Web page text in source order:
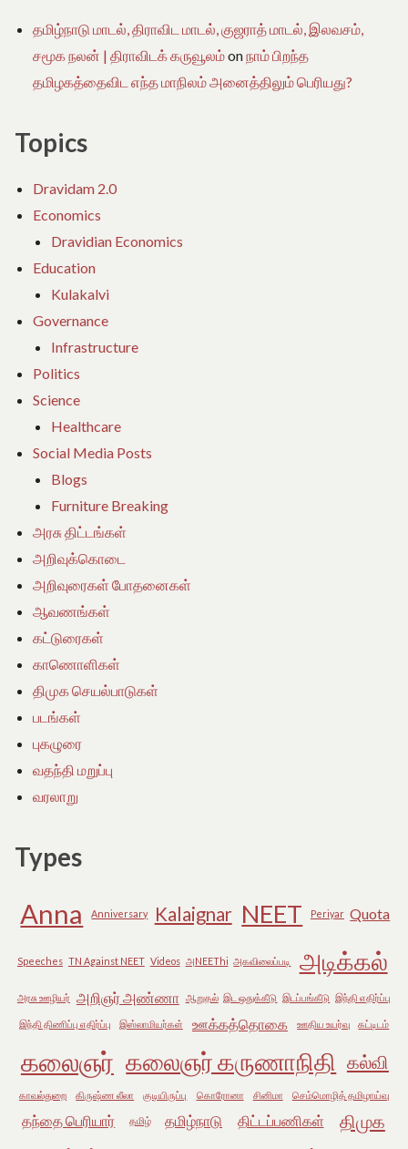
தமிழ்நாடு மாடல், திராவிட மாடல், குஜராத் மாடல், இலவசம்,
சமூக நலன் | திராவிடக் கருவூலம்onநாம் பிறந்த
தமிழகத்தைவிட எந்த மாநிலம் அனைத்திலும் பெரியது?
Topics
Dravidam 2.0
Economics
Dravidian Economics
Education
Kulakalvi
Governance
Infrastructure
Politics
Science
Healthcare
Social Media Posts
Blogs
Furniture Breaking
அரசு திட்டங்கள்
அறிவுக்கொடை
அறிவுரைகள் போதனைகள்
ஆவணங்கள்
கட்டுரைகள்
காணொளிகள்
திமுக செயல்பாடுகள்
படங்கள்
புகழுரை
வதந்தி மறுப்பு
வரலாறு
Types
Anna Anniversary Kalaignar NEET Periyar Quota
Speeches TN Against NEET Videos அNEEThi அகவிலைப்படி அடிக்கல்
அரசு ஊழியர் அறிஞர் அண்ணா ஆறுதல் இட ஒதுக்கீடு இடப்பங்கீடு இந்தி எதிர்ப்பு
இந்தி திணிப்பு எதிர்ப்பு இஸ்லாமியர்கள் ஊக்கத்தொகை ஊதிய உயர்வு கட்டிடம்
கலைஞர் கலைஞர் கருணாநிதி கல்வி
காவல்துறை கிருஷ்ண லீலா குடியிருப்பு கொரோனா சினிமா செம்மொழித் தமிழாய்வு
தந்தை பெரியார் தமிழ் தமிழ்நாடு திட்டப்பணிகள்
திமுக